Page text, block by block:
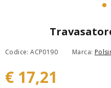
Codice: ACP0190 Marca:
€ 17,21